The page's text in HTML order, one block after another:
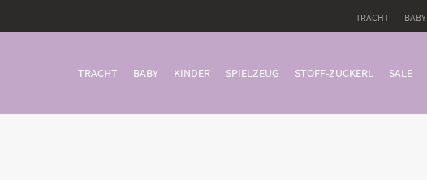
TRACHT BABY
TRACHT BABY KINDER SPIELZEUG STOFF-ZUCKERL SALE